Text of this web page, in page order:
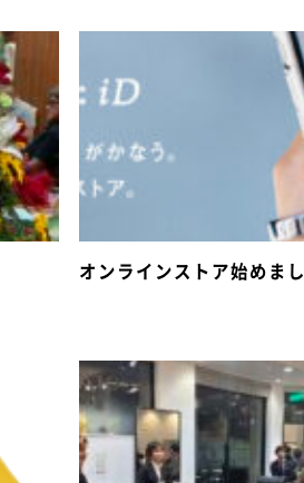
オンラインストア始めま